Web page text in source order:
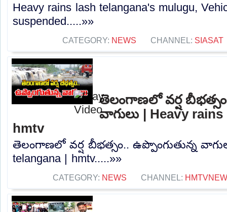
Heavy rains lash telangana's mulugu,
suspended.....»»
CATEGORY: NEWS CHANNEL: SIASAT
తెలంగాణలో వర్ష
వాగులు | Heavy
hmtv
తెలంగాణలో వర్ష బీభత్సం.. ఉప్పొంగుతున్న
telangana | hmtv.....»»
CATEGORY: NEWS CHANNEL: